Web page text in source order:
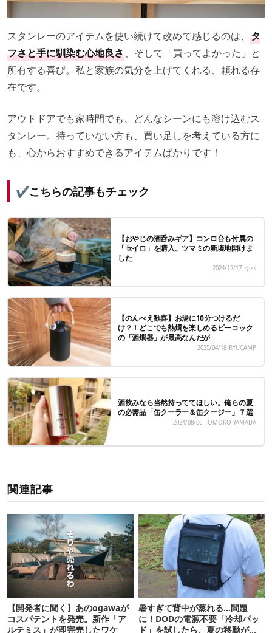
スタンレーのアイテムを使い続けて改めて感じるのは、 タ
フさと手に馴染む心地良さ、そして「買ってよかった」と
所有する喜び。私と家族の気分を上げてくれる、頼れる存
在です。
アウトドアでも家時間でも、どんなシーンにも溶け込むス
タンレー。持っていない方も、買い足しを考えている方に
も、心からおすすめできるアイテムばかりです！
✔️こちらの記事もチェック
【おやじの酒呑みギア】コンロ台も付属の
「セイロ」を購入。ツマミの新境地開けま
した
2024/12/17 キバ
【のんべえ歓喜】お湯に10分つけるだ
け？！どこでも熱燗を楽しめるピーコック
の「酒燗器」が最高なんだが
2025/04/18 RYUCAMP
酒飲みなら当然持っててほしい。俺らの夏
の必需品「缶クーラー＆缶クージー」７選
2024/08/06 TOMOKO YAMADA
関連記事
【開発者に聞く】あのogawaが
コスパテントを発売。新作「ア
ルテミス」が即完売したワケ
暑すぎて背中が蒸れる…問題
に！DODの電源不要「冷却パッ
ド」を試したら、夏の移動がラ